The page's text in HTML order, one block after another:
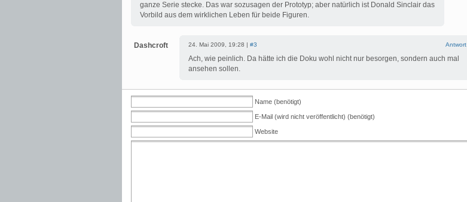
ganze Serie stecke. Das war sozusagen der Prototyp; aber natürlich ist Donald Sinclair das
Vorbild aus dem wirklichen Leben für beide Figuren.
Dashcroft 24. Mai 2009, 19:28 | #3 Antwort
Ach, wie peinlich. Da hätte ich die Doku wohl nicht nur besorgen, sondern auch mal
ansehen sollen.
Name (benötigt)
E-Mail (wird nicht veröffentlicht) (benötigt)
Website